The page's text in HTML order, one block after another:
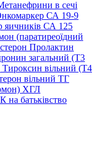
в сечі
СА 19-9
яичників СА 125
(паратиреоїдний
Пролактин
загальний (Т3
Тироксин вільний (Т4
вільний ТГ
ХГЛ
на батьківство